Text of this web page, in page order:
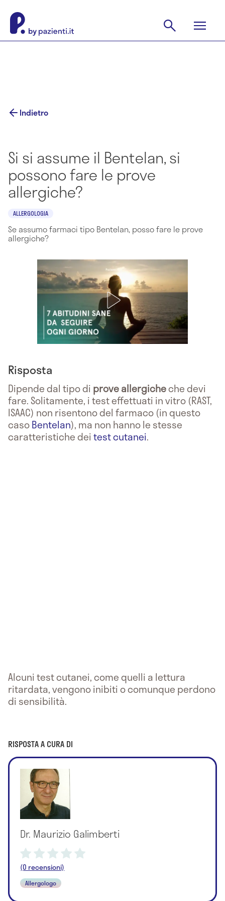
Indietro
Si si assume il Bentelan, si
possono fare le prove
allergiche?
ALLERGOLOGIA
Se assumo farmaci tipo Bentelan, posso fare le prove
allergiche?
Risposta
Dipende dal tipo di prove allergicheche devi
fare. Solitamente, i test effettuati in vitro (RAST,
ISAAC) non risentono del farmaco (in questo
casoBentelan), ma non hanno le stesse
caratteristiche deitest cutanei.
Alcuni test cutanei, come quelli a lettura
ritardata, vengono inibiti o comunque perdono
di sensibilità.
RISPOSTA A CURA DI
Dr. Maurizio Galimberti
(0 recensioni)
Allergologo